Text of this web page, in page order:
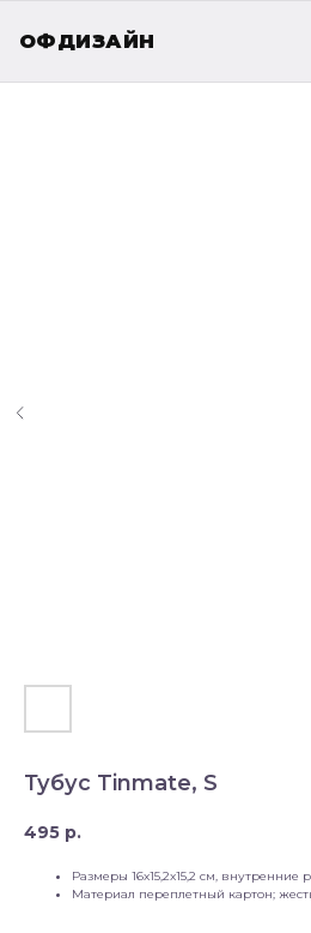
ОФДИЗАЙН
Тубус Tinmate, S
495 р.
Размеры 16x15,2x15,2 см, внутренние
Материал переплетный картон;